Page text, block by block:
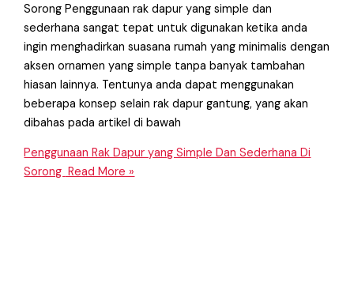
Sorong Penggunaan rak dapur yang simple dan
sederhana sangat tepat untuk digunakan ketika anda
ingin menghadirkan suasana rumah yang minimalis dengan
aksen ornamen yang simple tanpa banyak tambahan
hiasan lainnya. Tentunya anda dapat menggunakan
beberapa konsep selain rak dapur gantung, yang akan
dibahas pada artikel di bawah
Penggunaan Rak Dapur yang Simple Dan Sederhana Di
Sorong Read More »